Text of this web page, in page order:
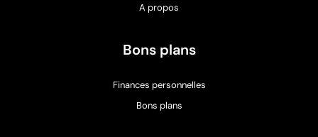
A propos
Bons plans
Finances personnelles
Bons plans